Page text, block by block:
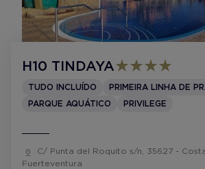
H10 TINDAYA
TUDO INCLUÍDO
PRIMEIRA LINHA DE
PARQUE AQUÁTICO
PRIVILEGE
C/ Punta del Roquito s/n, 35627 -
Fuerteventura